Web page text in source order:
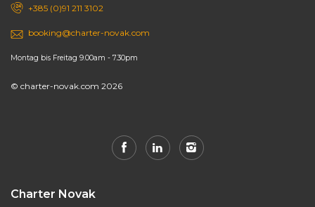
+385 (0)91 211 3102
booking@charter-novak.com
Montag bis Freitag 9.00am - 7.30pm
© charter-novak.com 2026
Charter Novak